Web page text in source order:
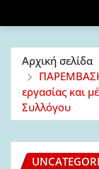
Αρχική σελίδα
εργασίας και
Συλλόγου